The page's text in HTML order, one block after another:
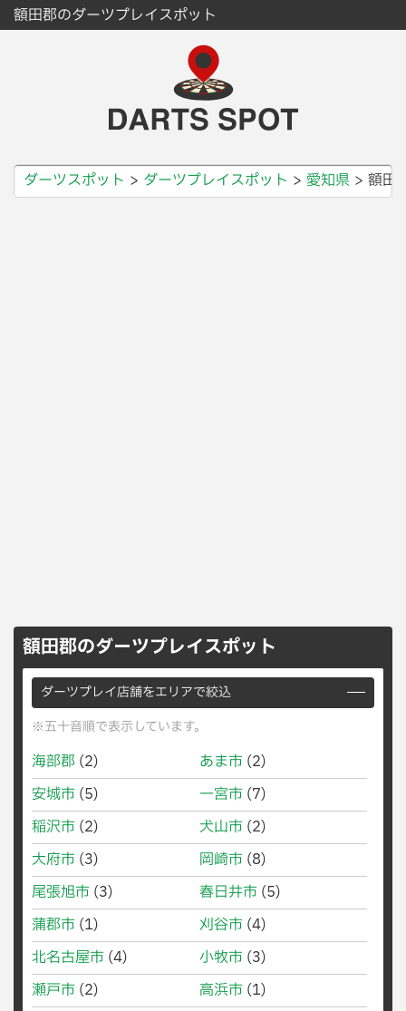
額田郡のダーツプレイスポット
ダーツスポット ダーツプレイスポット 愛知県 額田
額田郡のダーツプレイスポット
ダーツプレイ店舗をエリアで絞込
※五十音順で表示しています。
海部郡 (2) あま市 (2)
安城市 (5) 一宮市 (7)
稲沢市 (2) 犬山市 (2)
大府市 (3) 岡崎市 (8)
尾張旭市 (3) 春日井市 (5)
蒲郡市 (1) 刈谷市 (4)
北名古屋市 (4) 小牧市 (3)
瀬戸市 (2) 高浜市 (1)